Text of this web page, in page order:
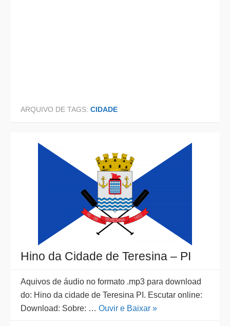
ARQUIVO DE TAGS: CIDADE
Hino da Cidade de Teresina – PI
Aquivos de áudio no formato .mp3 para download
do: Hino da cidade de Teresina PI. Escutar online:
Download: Sobre: … Ouvir e Baixar »